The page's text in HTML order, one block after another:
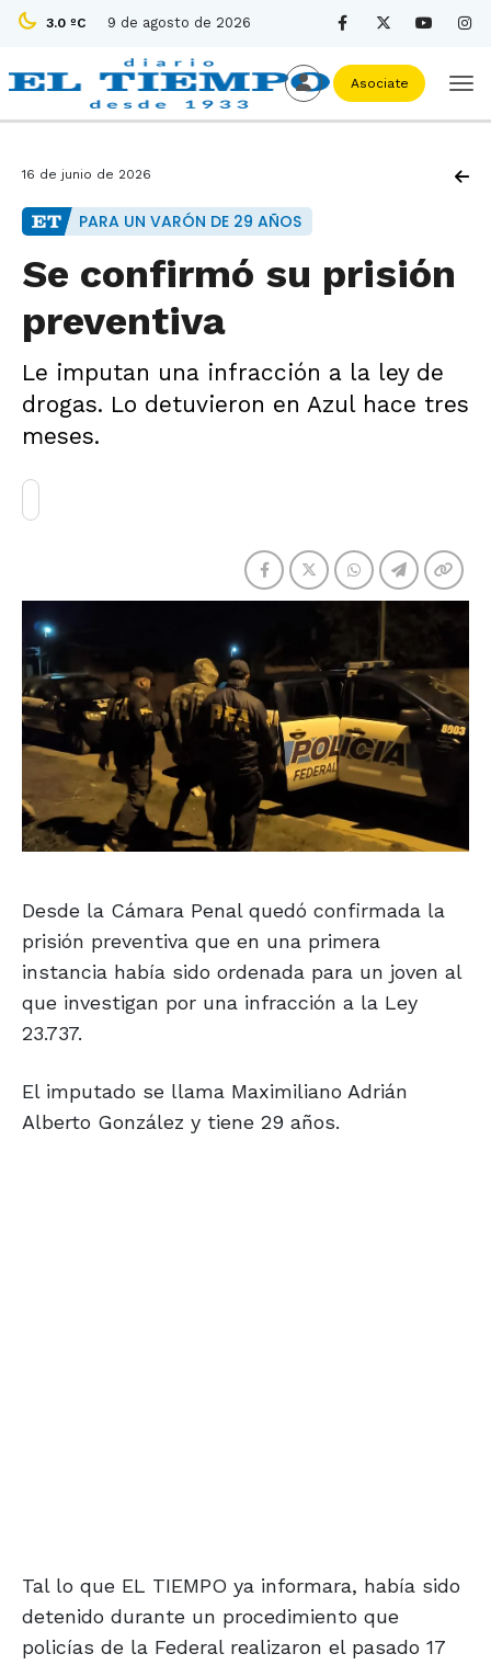
3.0 ºC 9 de agosto de 2026
Asociate
16 de junio de 2026
PARA UN VARÓN DE 29 AÑOS
Se confirmó su prisión
preventiva
Le imputan una infracción a la ley de
drogas. Lo detuvieron en Azul hace tres
meses.
Desde la Cámara Penal quedó confirmada la
prisión preventiva que en una primera
instancia había sido ordenada para un joven al
que investigan por una infracción a la Ley
23.737.
El imputado se llama Maximiliano Adrián
Alberto González y tiene 29 años.
Tal lo que EL TIEMPO ya informara, había sido
detenido durante un procedimiento que
policías de la Federal realizaron el pasado 17